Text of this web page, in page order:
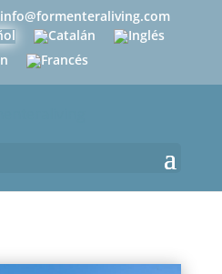
info@formenteraliving.com